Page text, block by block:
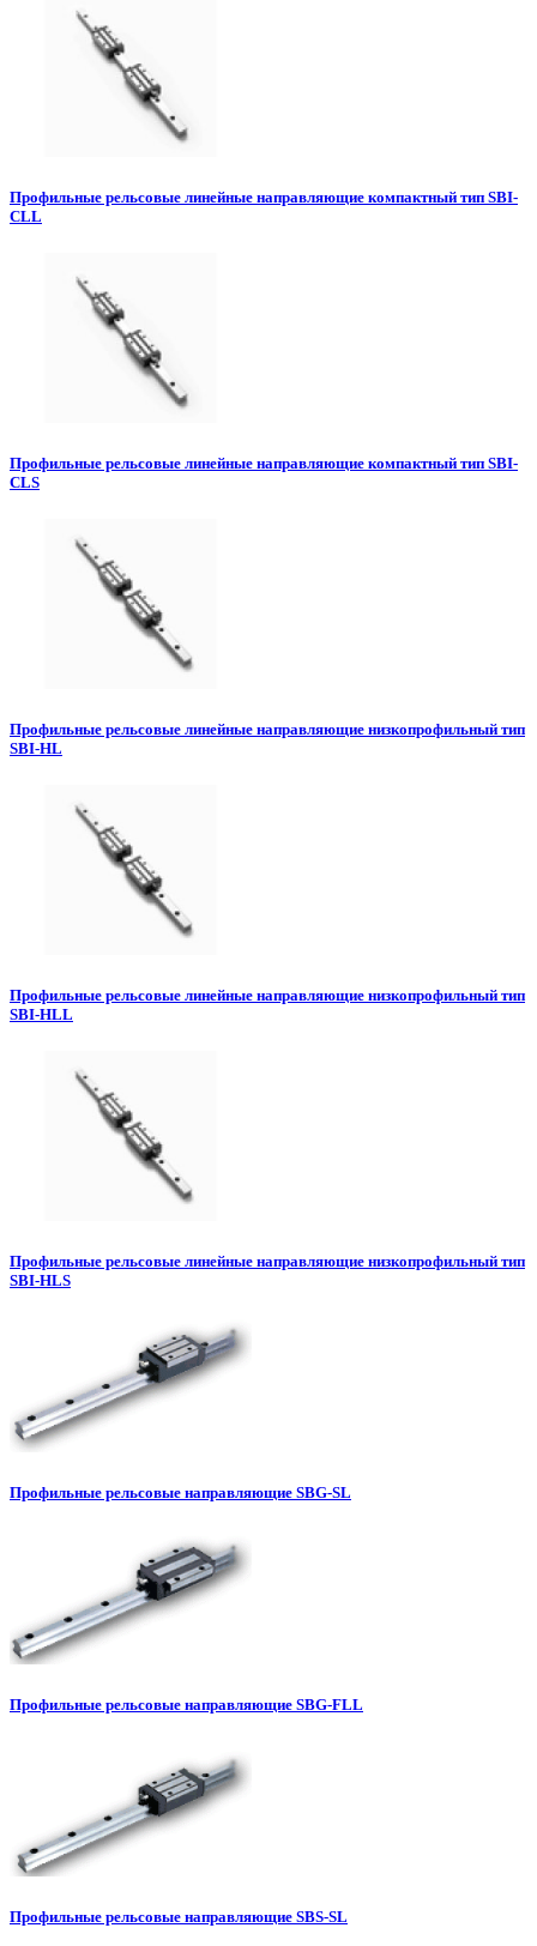
Профильные рельсовые линейные направляющие компактный тип SBI-
CLL
Профильные рельсовые линейные направляющие компактный тип SBI-
CLS
Профильные рельсовые линейные направляющие низкопрофильный тип
SBI-HL
Профильные рельсовые линейные направляющие низкопрофильный тип
SBI-HLL
Профильные рельсовые линейные направляющие низкопрофильный тип
SBI-HLS
Профильные рельсовые направляющие SBG-SL
Профильные рельсовые направляющие SBG-FLL
Профильные рельсовые направляющие SBS-SL